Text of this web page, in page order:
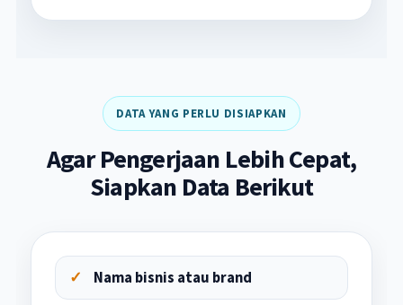
DATA YANG PERLU DISIAPKAN
Agar Pengerjaan Lebih Cepat,
Siapkan Data Berikut
Nama bisnis atau brand